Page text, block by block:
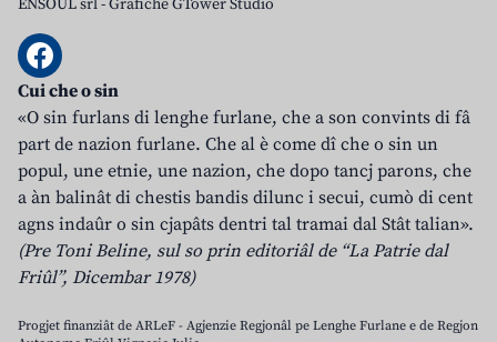
ENSOUL srl-Grafiche GTower Studio
Cui che o sin
«O sin furlans di lenghe furlane, che a son convints di fâ
part de nazion furlane. Che al è come dî che o sin un
popul, une etnie, une nazion, che dopo tancj parons, che
a àn balinât di chestis bandis dilunc i secui, cumò di cent
agns indaûr o sin cjapâts dentri tal tramai dal Stât talian».
(Pre Toni Beline, sul so prin editoriâl de “La Patrie dal
Friûl”, Dicembar 1978)
Progjet finanziât de ARLeF - Agjenzie Regjonâl pe Lenghe Furlane e de Regjon